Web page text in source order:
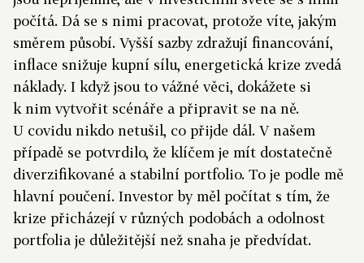
počítá. Dá se s nimi pracovat, protože víte, jakým
směrem působí. Vyšší sazby zdražují financování,
inflace snižuje kupní sílu, energetická krize zvedá
náklady. I když jsou to vážné věci, dokážete si
k nim vytvořit scénáře a připravit se na ně.
U covidu nikdo netušil, co přijde dál. V našem
případě se potvrdilo, že klíčem je mít dostatečně
diverzifikované a stabilní portfolio. To je podle mě
hlavní poučení. Investor by měl počítat s tím, že
krize přicházejí v různých podobách a odolnost
portfolia je důležitější než snaha je předvídat.